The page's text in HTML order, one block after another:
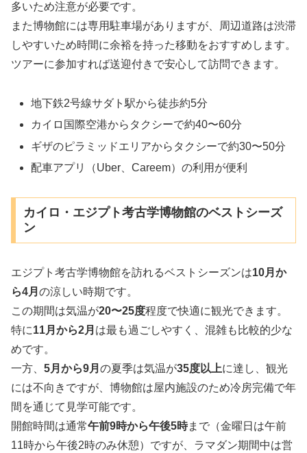
多いため注意が必要です。
また博物館には専用駐車場がありますが、周辺道路は渋滞
しやすいため時間に余裕を持った移動をおすすめします。
ツアーに参加すれば送迎付きで安心して訪問できます。
地下鉄2号線サダト駅から徒歩約5分
カイロ国際空港からタクシーで約40〜60分
ギザのピラミッドエリアからタクシーで約30〜50分
配車アプリ（Uber、Careem）の利用が便利
カイロ・エジプト考古学博物館のベストシーズ
ン
エジプト考古学博物館を訪れるベストシーズンは10月か
ら4月 の涼しい時期です。
この期間は気温が20〜25度程度で快適に観光できます。
特に11月から2月 は最も過ごしやすく、混雑も比較的少な
めです。
一方、 5月から9月 の夏季は気温が35度以上に達し、観光
には不向きですが、博物館は屋内施設のため冷房完備で年
間を通じて見学可能です。
開館時間は通常午前9時から午後5時まで（金曜日は午前
11時から午後2時のみ休憩）ですが、ラマダン期間中は営